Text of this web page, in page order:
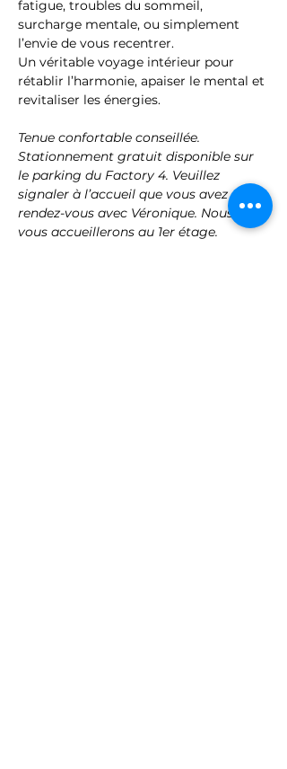
fatigue, troubles du sommeil,
surcharge mentale, ou simplement
l’envie de vous recentrer.
Un véritable voyage intérieur pour
rétablir l’harmonie, apaiser le mental et
revitaliser les énergies.
Tenue confortable conseillée.
Stationnement gratuit disponible sur
le parking du Factory 4. Veuillez
signaler à l’accueil que vous avez
rendez-vous avec Véronique. Nous
vous accueillerons au 1er étage.